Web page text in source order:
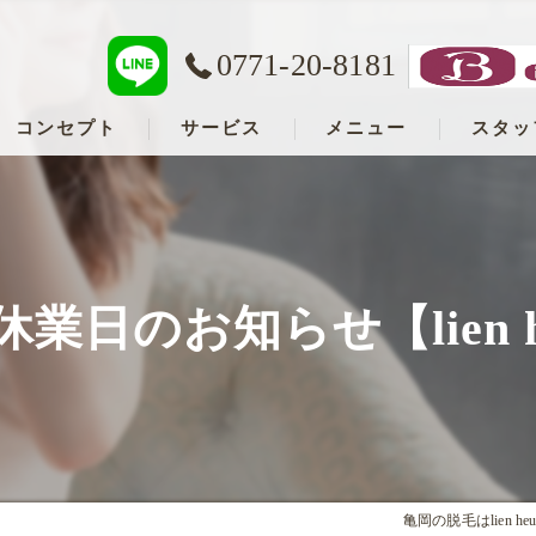
0771-20-8181
コンセプト
亀岡の脱毛･lien heureux ByBohe Me shopの口コミ情報
亀岡の脱毛･lien heureux ByBohe Me shopの評判
亀岡の脱毛･lien heureux ByBohe Me shopのお客様の声
サービス メニュー スタッ
業日のお知らせ【lien
亀岡の脱毛はlien